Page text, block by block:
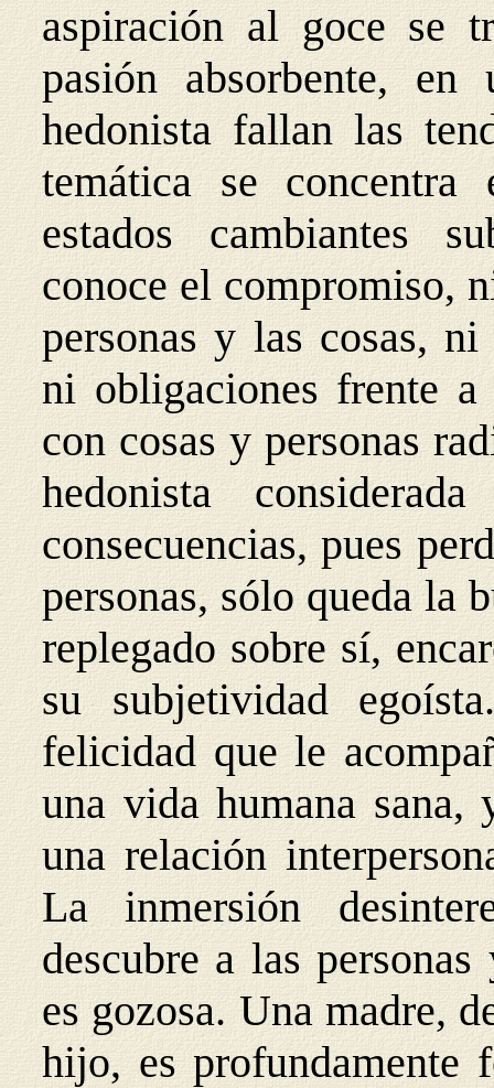
aspiración al goce se
pasión absorbente,
hedonista fallan las
temática se
estados cambiantes
conoce el compromiso,
personas y las cosas,
ni obligaciones frente
con cosas y personas
hedonista
consecuencias, pues
personas, sólo queda la
replegado sobre sí,
su subjetividad
felicidad que le
una vida humana sana,
una relación
La inmersión
descubre a las
es gozosa. Una madre,
hijo, es profundamente